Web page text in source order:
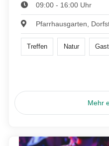
09:00 - 16:00 Uhr
Pfarrhausgarten,
Treffen Natur
Mehr